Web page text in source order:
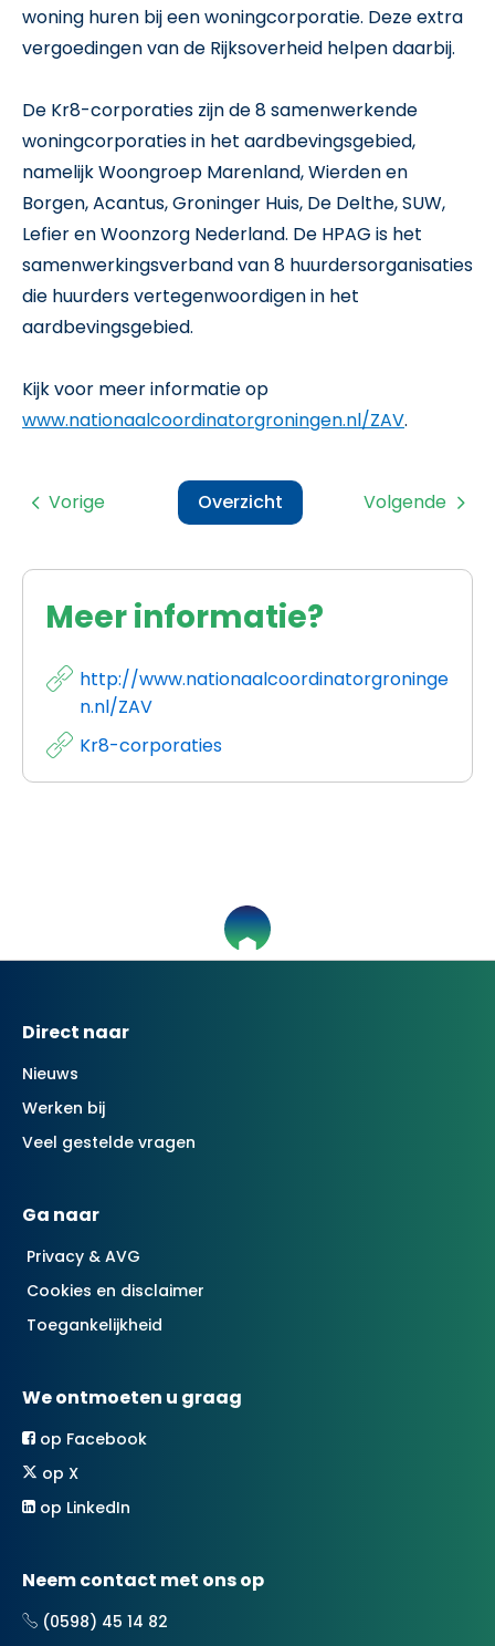
woning huren bij een woningcorporatie. Deze extra
vergoedingen van de Rijksoverheid helpen daarbij.
De Kr8-corporaties zijn de 8 samenwerkende
woningcorporaties in het aardbevingsgebied,
namelijk Woongroep Marenland, Wierden en
Borgen, Acantus, Groninger Huis, De Delthe, SUW,
Lefier en Woonzorg Nederland. De HPAG is het
samenwerkingsverband van 8 huurdersorganisaties
die huurders vertegenwoordigen in het
aardbevingsgebied.
Kijk voor meer informatie op
www.nationaalcoordinatorgroningen.nl/ZAV.
Volgende
Overzicht
Vorige
Meer informatie?
http://www.nationaalcoordinatorgroninge
n.nl/ZAV
Kr8-corporaties
Contactinformatie
Direct naar
Nieuws
Werken bij
Veel gestelde vragen
Ga naar
Privacy & AVG
Cookies en disclaimer
Toegankelijkheid
We ontmoeten u graag
op Facebook
op X
op LinkedIn
Neem contact met ons op
(0598) 45 14 82